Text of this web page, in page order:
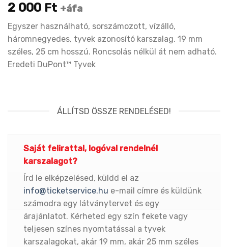
2 000 Ft +áfa
Egyszer használható, sorszámozott, vízálló,
háromnegyedes, tyvek azonosító karszalag. 19 mm
széles, 25 cm hosszú. Roncsolás nélkül át nem adható.
Eredeti DuPont™ Tyvek
ÁLLÍTSD ÖSSZE RENDELÉSED!
Saját felirattal, logóval rendelnél
karszalagot?
Írd le elképzelésed, küldd el az
info@ticketservice.hu e-mail címre és küldünk
számodra egy látványtervet és egy
árajánlatot. Kérheted egy szín fekete vagy
teljesen színes nyomtatással a tyvek
karszalagokat, akár 19 mm, akár 25 mm széles